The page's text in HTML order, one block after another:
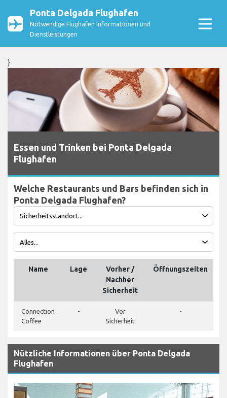
Ponta Delgada Flughafen
Notwendige Flughafen Informationen und
Dienstleistungen
}
Essen und Trinken bei Ponta Delgada
Flughafen
Welche Restaurants und Bars befinden sich in
Ponta Delgada Flughafen?
Name Lage
Vorher /
Nachher
Sicherheit
Öffnungszeiten
Connection
Coffee
-
Vor
Sicherheit
-
Nützliche Informationen über Ponta Delgada
Flughafen